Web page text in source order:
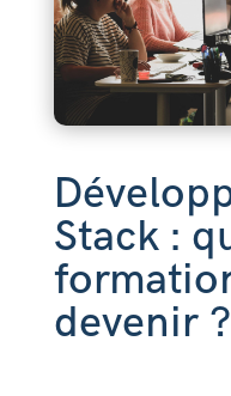
Stack :
devenir ?